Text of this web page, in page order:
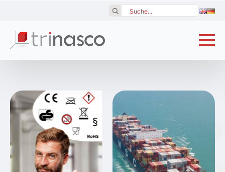
Search